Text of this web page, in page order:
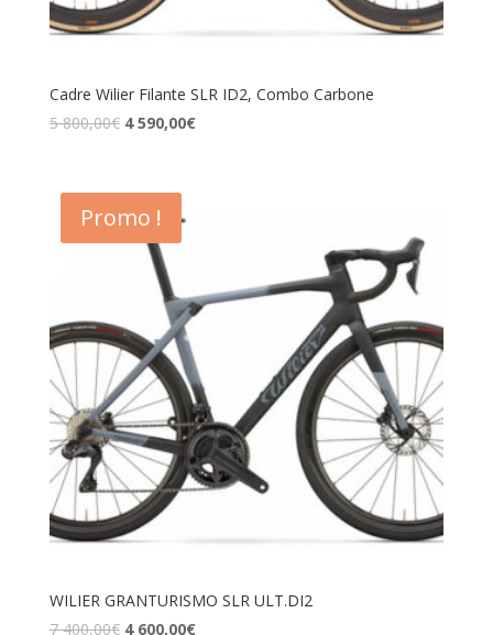
Cadre Wilier Filante SLR ID2, Combo Carbone
5 800,00€ 4 590,00€
Promo !
WILIER GRANTURISMO SLR ULT.DI2
7 400,00€ 4 600,00€